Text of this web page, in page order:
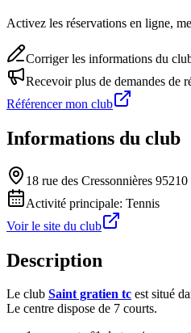
Activez les réservations en ligne,
Corriger les informations du
Recevoir plus de demandes de
Référencer mon club
Informations du club
18 rue des Cressonnières
Activité principale: Tennis
Voir le site du club
Description
Le club Saint gratien tc est situé
Le centre dispose de 7 courts.